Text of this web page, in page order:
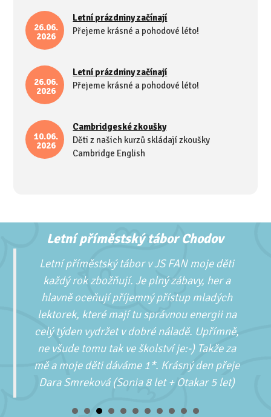
26.06.
2026
Letní prázdniny začínají
Přejeme krásné a pohodové léto!
26.06.
2026
Letní prázdniny začínají
Přejeme krásné a pohodové léto!
10.06.
2026
Cambridgeské zkoušky
Děti z našich kurzů skládají zkoušky
Cambridge English
Letní příměstský tábor Chodov
Letní příměstský tábor v JS FAN moje děti
každý rok zbožňují. Je plný zábavy, her a
hlavně oceňují příjemný přístup mladých
lektorek, které mají tu správnou energii na
celý týden vydržet v dobré náladě. Upřímně,
ne všude tomu tak ve školství je:-) Takže za
mě a moje děti dáváme 1*. Krásný den přeje
Dara Smreková (Sonia 8 let + Otakar 5 let)